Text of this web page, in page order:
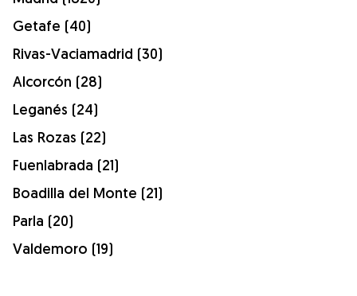
Getafe (40)
Rivas-Vaciamadrid (30)
Alcorcón (28)
Leganés (24)
Las Rozas (22)
Fuenlabrada (21)
Boadilla del Monte (21)
Parla (20)
Valdemoro (19)